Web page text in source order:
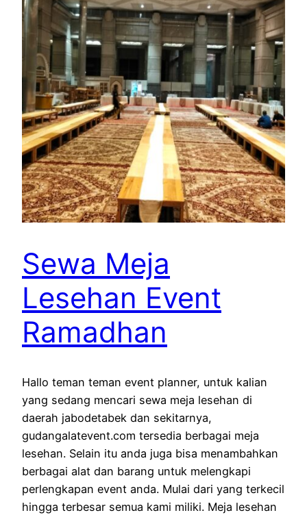
Sewa Meja
Lesehan Event
Ramadhan
Hallo teman teman event planner, untuk kalian
yang sedang mencari sewa meja lesehan di
daerah jabodetabek dan sekitarnya,
gudangalatevent.com tersedia berbagai meja
lesehan. Selain itu anda juga bisa menambahkan
berbagai alat dan barang untuk melengkapi
perlengkapan event anda. Mulai dari yang terkecil
hingga terbesar semua kami miliki. Meja lesehan